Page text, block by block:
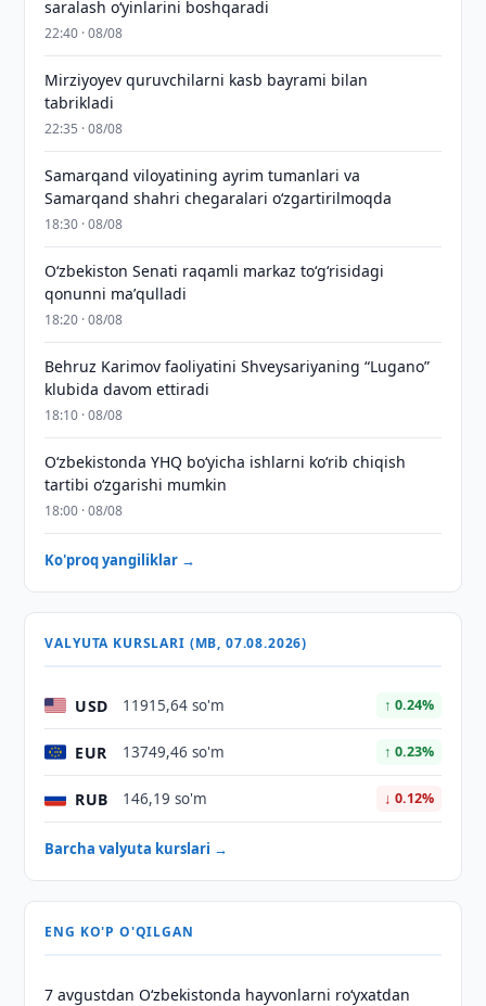
saralash o‘yinlarini boshqaradi
22:40 · 08/08
Mirziyoyev quruvchilarni kasb bayrami bilan
tabrikladi
22:35 · 08/08
Samarqand viloyatining ayrim tumanlari va
Samarqand shahri chegaralari oʻzgartirilmoqda
18:30 · 08/08
Oʻzbekiston Senati raqamli markaz toʻgʻrisidagi
qonunni maʼqulladi
18:20 · 08/08
Behruz Karimov faoliyatini Shveysariyaning “Lugano”
klubida davom ettiradi
18:10 · 08/08
O‘zbekistonda YHQ bo‘yicha ishlarni ko‘rib chiqish
tartibi o‘zgarishi mumkin
18:00 · 08/08
Ko'proq yangiliklar →
VALYUTA KURSLARI (MB, 07.08.2026)
USD 11915,64 so'm ↑ 0.24%
EUR 13749,46 so'm ↑ 0.23%
RUB 146,19 so'm ↓ 0.12%
Barcha valyuta kurslari →
ENG KO'P O'QILGAN
7 avgustdan O‘zbekistonda hayvonlarni ro‘yxatdan